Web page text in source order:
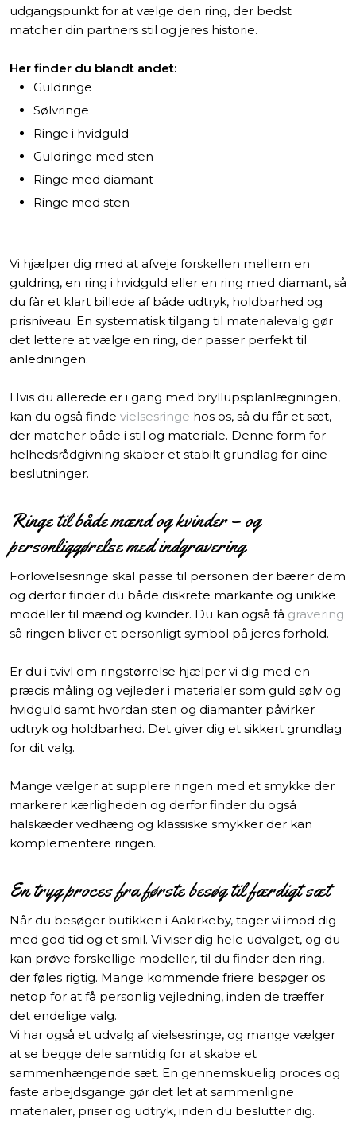
udgangspunkt for at vælge den ring, der bedst
matcher din partners stil og jeres historie.
Her finder du blandt andet:
Guldringe
Sølvringe
Ringe i hvidguld
Guldringe med sten
Ringe med diamant
Ringe med sten
Vi hjælper dig med at afveje forskellen mellem en
guldring, en ring i hvidguld eller en ring med diamant, så
du får et klart billede af både udtryk, holdbarhed og
prisniveau. En systematisk tilgang til materialevalg gør
det lettere at vælge en ring, der passer perfekt til
anledningen.
Hvis du allerede er i gang med bryllupsplanlægningen,
kan du også finde vielsesringe hos os, så du får et sæt,
der matcher både i stil og materiale. Denne form for
helhedsrådgivning skaber et stabilt grundlag for dine
beslutninger.
Ringe til både mænd og kvinder – og
personliggørelse med indgravering
Forlovelsesringe skal passe til personen der bærer dem
og derfor finder du både diskrete markante og unikke
modeller til mænd og kvinder. Du kan også få gravering
så ringen bliver et personligt symbol på jeres forhold.
Er du i tvivl om ringstørrelse hjælper vi dig med en
præcis måling og vejleder i materialer som guld sølv og
hvidguld samt hvordan sten og diamanter påvirker
udtryk og holdbarhed. Det giver dig et sikkert grundlag
for dit valg.
Mange vælger at supplere ringen med et smykke der
markerer kærligheden og derfor finder du også
halskæder vedhæng og klassiske smykker der kan
komplementere ringen.
En tryg proces fra første besøg til færdigt sæt
Når du besøger butikken i Aakirkeby, tager vi imod dig
med god tid og et smil. Vi viser dig hele udvalget, og du
kan prøve forskellige modeller, til du finder den ring,
der føles rigtig. Mange kommende friere besøger os
netop for at få personlig vejledning, inden de træffer
det endelige valg.
Vi har også et udvalg af vielsesringe, og mange vælger
at se begge dele samtidig for at skabe et
sammenhængende sæt. En gennemskuelig proces og
faste arbejdsgange gør det let at sammenligne
materialer, priser og udtryk, inden du beslutter dig.